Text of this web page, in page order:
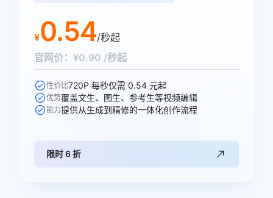
¥0.54/秒起
官网价：¥0.90 /秒起
性价比720P 每秒仅需 0.54 元起
优势覆盖文生、图生、参考生等视频编辑
能力提供从生成到精修的一体化创作流程
限时 6 折